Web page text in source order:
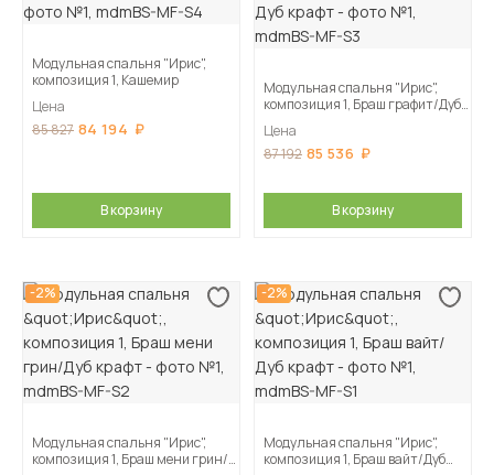
Модульная спальня "Ирис",
композиция 1, Кашемир
Цена
85 827 84 194
В корзину
Модульная спальня "Ирис",
композиция 1, Браш графит/Дуб
Цена
87 192 85 536
В корзину
-2%
Модульная спальня "Ирис",
композиция 1, Браш мени грин/
-2%
Модульная спальня "Ирис",
композиция 1, Браш вайт/Дуб